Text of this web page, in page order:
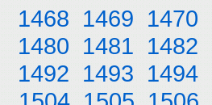
1468 1469 1470
1480 1481 1482
1492 1493 1494